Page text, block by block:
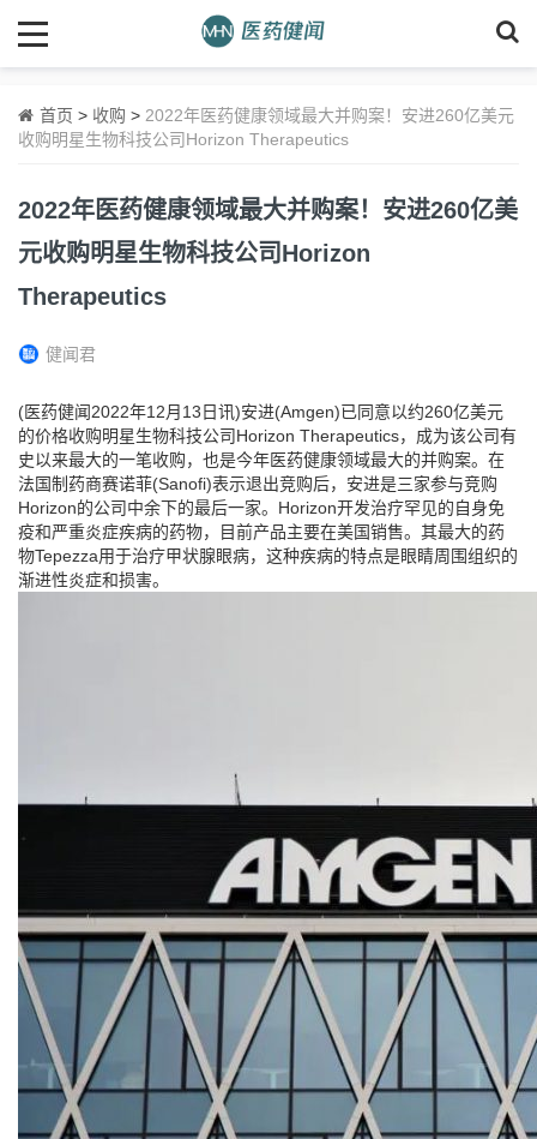
首页 > 收购 > 2022年医药健康领域最大并购案！安进260亿美元
收购明星生物科技公司Horizon Therapeutics
2022年医药健康领域最大并购案！安进260亿美
元收购明星生物科技公司Horizon
Therapeutics
健闻君
(医药健闻2022年12月13日讯)安进(Amgen)已同意以约260亿美元
的价格收购明星生物科技公司Horizon Therapeutics，成为该公司有
史以来最大的一笔收购，也是今年医药健康领域最大的并购案。在
法国制药商赛诺菲(Sanofi)表示退出竞购后，安进是三家参与竞购
Horizon的公司中余下的最后一家。Horizon开发治疗罕见的自身免
疫和严重炎症疾病的药物，目前产品主要在美国销售。其最大的药
物Tepezza用于治疗甲状腺眼病，这种疾病的特点是眼睛周围组织的
渐进性炎症和损害。